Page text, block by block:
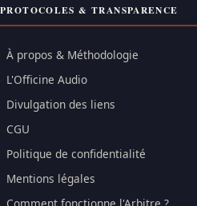
PROTOCOLES & TRANSPARENCE
À propos & Méthodologie
L'Officine Audio
Divulgation des liens
CGU
Politique de confidentialité
Mentions légales